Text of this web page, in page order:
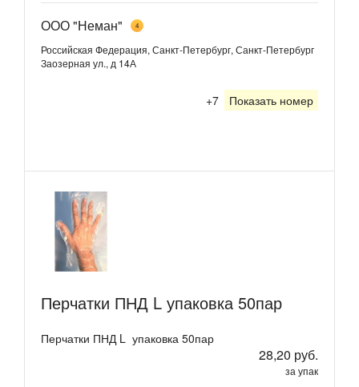
ООО "Неман" 4
Российская Федерация, Санкт-Петербург, Санкт-Петербург
Заозерная ул., д 14А
+7 Показать номер
Перчатки ПНД L упаковка 50пар
Перчатки ПНД L упаковка 50пар
28,20 руб.
за упак